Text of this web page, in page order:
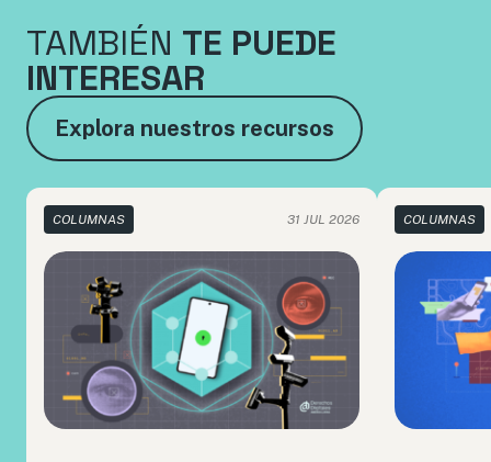
TAMBIÉN TE PUEDE
INTERESAR
Explora nuestros recursos
COLUMNAS 31 JUL 2026 COLUMNAS